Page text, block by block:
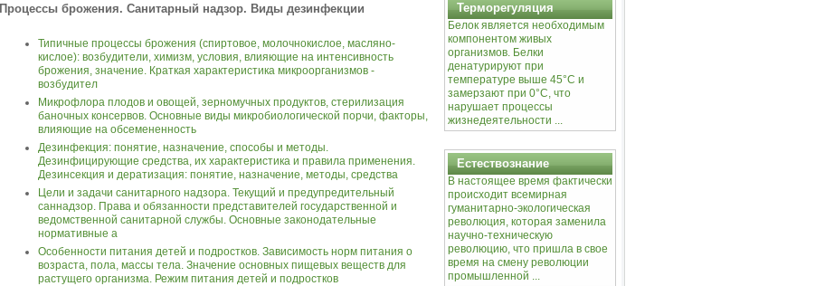
Процессы брожения. Санитарный надзор. Виды дезинфекции
Типичные процессы брожения (спиртовое, молочнокислое, масляно-
кислое): возбудители, химизм, условия, влияющие на интенсивность
брожения, значение. Краткая характеристика микроорганизмов -
возбудител
Микрофлора плодов и овощей, зерномучных продуктов, стерилизация
баночных консервов. Основные виды микробиологической порчи, факторы,
влияющие на обсемененность
Дезинфекция: понятие, назначение, способы и методы.
Дезинфицирующие средства, их характеристика и правила применения.
Дезинсекция и дератизация: понятие, назначение, методы, средства
Цели и задачи санитарного надзора. Текущий и предупредительный
саннадзор. Права и обязанности представителей государственной и
ведомственной санитарной службы. Основные законодательные
нормативные а
Особенности питания детей и подростков. Зависимость норм питания о
возраста, пола, массы тела. Значение основных пищевых веществ для
растущего организма. Режим питания детей и подростков
Терморегуляция
Белок является необходимым
компонентом живых
организмов. Белки
денатурируют при
температуре выше 45°С и
замерзают при 0°С, что
нарушает процессы
жизнедеятельности ...
Естествознание
В настоящее время фактически
происходит всемирная
гуманитарно-экологическая
революция, которая заменила
научно-техническую
революцию, что пришла в свое
время на смену революции
промышленной ...